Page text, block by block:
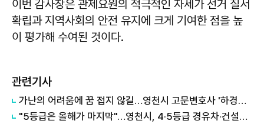
이번 감사장은 관제요원의 적극적인 자세가 선거 질서
확립과 지역사회의 안전 유지에 크게 기여한 점을 높
이 평가해 수여된 것이다.
관련기사
가난의 어려움에 꿈 접지 않길…영천시 고문변호사 '하경환의 묵묵한 청소년' 응원가
"5등급은 올해가 마지막"…영천시, 4·5등급 경유차·건설기계 조기폐차 추진